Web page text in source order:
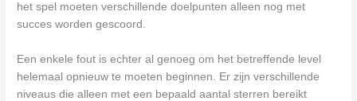
het spel moeten verschillende doelpunten alleen nog met
succes worden gescoord.
Een enkele fout is echter al genoeg om het betreffende level
helemaal opnieuw te moeten beginnen. Er zijn verschillende
niveaus die alleen met een bepaald aantal sterren bereikt